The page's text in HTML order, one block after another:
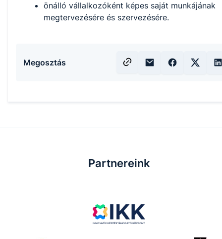
önálló vállalkozóként képes saját munkájának
megtervezésére és szervezésére.
Megosztás
Partnereink